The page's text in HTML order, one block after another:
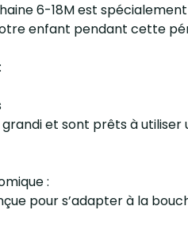
6-18M est
enfant pendant cette
et sont prêts à
:
pour s’adapter à la